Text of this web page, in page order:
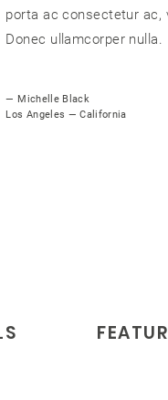
porta ac consectetur ac,
Donec ullamcorper nulla.
— Michelle Black
Los Angeles — California